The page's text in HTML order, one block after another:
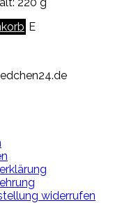
E
widerrufen